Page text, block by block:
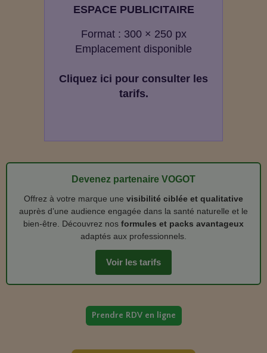
ESPACE PUBLICITAIRE
Format : 300 × 250 px
Emplacement disponible
Cliquez ici pour consulter les
tarifs.
Devenez partenaire VOGOT
Offrez à votre marque une visibilité ciblée et qualitative
auprès d’une audience engagée dans la santé naturelle et le
bien‑être. Découvrez nos formules et packs avantageux
adaptés aux professionnels.
Voir les tarifs
Prendre RDV en ligne